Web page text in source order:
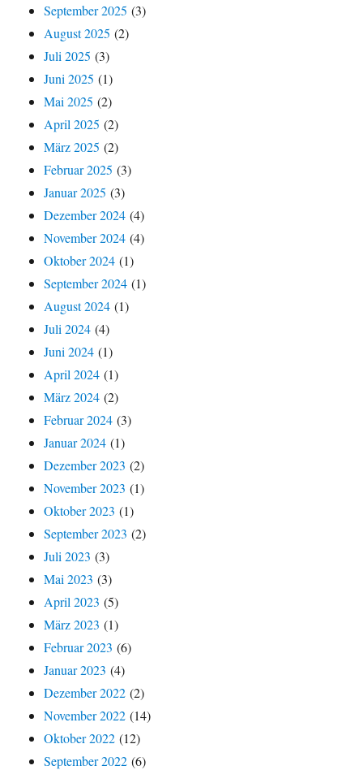
September 2025 (3)
August 2025 (2)
Juli 2025 (3)
Juni 2025 (1)
Mai 2025 (2)
April 2025 (2)
März 2025 (2)
Februar 2025 (3)
Januar 2025 (3)
Dezember 2024 (4)
November 2024 (4)
Oktober 2024 (1)
September 2024 (1)
August 2024 (1)
Juli 2024 (4)
Juni 2024 (1)
April 2024 (1)
März 2024 (2)
Februar 2024 (3)
Januar 2024 (1)
Dezember 2023 (2)
November 2023 (1)
Oktober 2023 (1)
September 2023 (2)
Juli 2023 (3)
Mai 2023 (3)
April 2023 (5)
März 2023 (1)
Februar 2023 (6)
Januar 2023 (4)
Dezember 2022 (2)
November 2022 (14)
Oktober 2022 (12)
September 2022 (6)